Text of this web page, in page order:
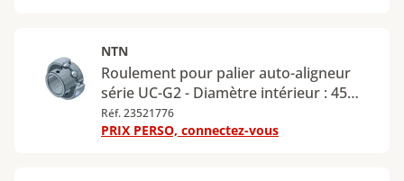
NTN
Roulement pour palier auto-aligneur
série UC-G2 - Diamètre intérieur : 45
mm - Diamètre extérieur : 85 mm
Réf. 23521776
PRIX PERSO, connectez-vous